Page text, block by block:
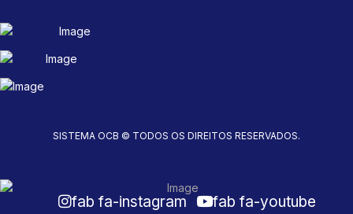
SISTEMA OCB © TODOS OS DIREITOS RESERVADOS.
fab fa-instagram
fab fa-youtube